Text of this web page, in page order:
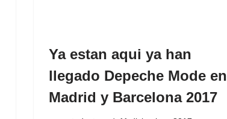
Ya estan aqui ya han
llegado Depeche Mode en
Madrid y Barcelona 2017